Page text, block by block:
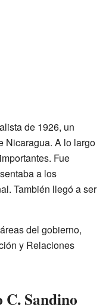
de 1926, un
Nicaragua. A lo largo
Fue
a los
También llegó a ser
del gobierno,
y Relaciones
Sandino